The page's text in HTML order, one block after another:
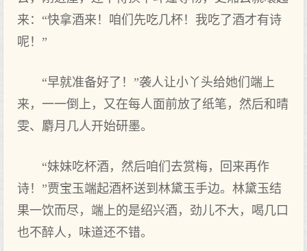
来：“快拿酒来！咱们先吃几杯！我吃了酒才有诗
呢！”
“早就准备好了！”袭人让小丫头给她们端上
来，一一倒上，又在每人面前放了纸笔，然后和晴
雯、麝月几人开始研墨。
“妹妹吃杯酒，然后咱们去赏梅，回来再作
诗！”贾宝玉端起酒杯送到林黛玉手边。林黛玉结
果一饮而尽，端上的是绍兴酒，劲儿不大，喝几口
也不醉人，味道还不错。